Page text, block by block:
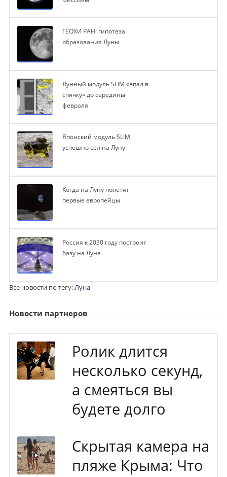
ГЕОХИ РАН: гипотеза
образования Луны
Лунный модуль SLIM «впал в
спячку» до середины
февраля
Японский модуль SLIM
успешно сел на Луну
Когда на Луну полетят
первые европейцы
Россия к 2030 году построит
базу на Луне
Все новости по тегу:Луна
Новости партнеров
Ролик длится
несколько секунд,
а смеяться вы
будете долго
Скрытая камера на
пляже Крыма: Что